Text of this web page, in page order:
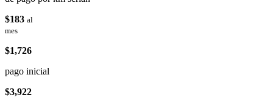
$183 al
mes
$1,726
pago inicial
$3,922